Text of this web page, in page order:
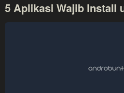
5 Aplikasi Wajib Install